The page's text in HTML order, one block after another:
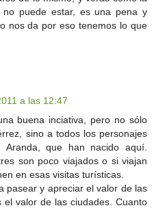
puede estar, es una pena y
nos da por eso tenemos lo que
a las 12:47
buena inciativa, pero no sólo
sino a todos los personajes
Aranda, que han nacido aquí.
son poco viajados o si viajan
en esas visitas turísticas.
pasear y apreciar el valor de las
el valor de las ciudades. Cuanto